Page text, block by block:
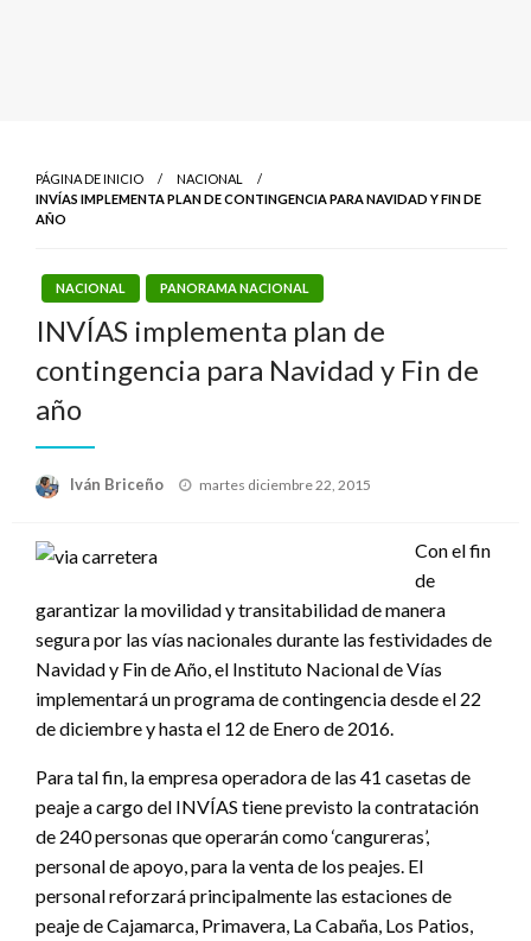
PÁGINA DE INICIO
NACIONAL
INVÍAS IMPLEMENTA PLAN DE CONTINGENCIA PARA NAVIDAD Y FIN DE
AÑO
NACIONAL PANORAMA NACIONAL
INVÍAS implementa plan de
contingencia para Navidad y Fin de
año
Iván Briceño
Publicado
martes diciembre 22, 2015
Con el fin
de
garantizar la movilidad y transitabilidad de manera
segura por las vías nacionales durante las festividades de
Navidad y Fin de Año, el Instituto Nacional de Vías
implementará un programa de contingencia desde el 22
de diciembre y hasta el 12 de Enero de 2016.
Para tal fin, la empresa operadora de las 41 casetas de
peaje a cargo del INVÍAS tiene previsto la contratación
de 240 personas que operarán como ‘cangureras’,
personal de apoyo, para la venta de los peajes. El
personal reforzará principalmente las estaciones de
peaje de Cajamarca, Primavera, La Cabaña, Los Patios,